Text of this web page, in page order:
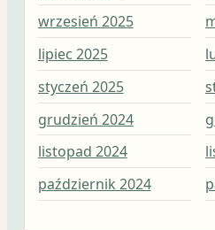
wrzesień 2025
lipiec 2025
styczeń 2025
grudzień 2024
listopad 2024
październik 2024